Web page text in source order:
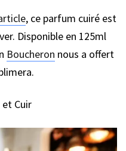
, ce parfum cuiré est
Disponible en 125ml
Boucheron nous a offert
et Cuir